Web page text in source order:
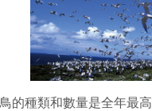
的種類和數量是全年最